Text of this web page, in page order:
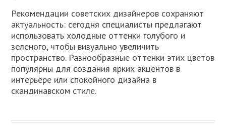
Рекомендации советских дизайнеров сохраняют
актуальность: сегодня специалисты предлагают
использовать холодные оттенки голубого и
зеленого, чтобы визуально увеличить
пространство. Разнообразные оттенки этих цветов
популярны для создания ярких акцентов в
интерьере или спокойного дизайна в
скандинавском стиле.